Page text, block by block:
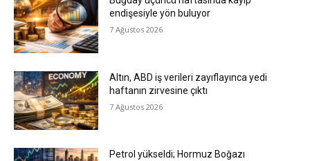
endişesiyle yön buluyor
7 Ağustos 2026
Altın, ABD iş verileri zayıflayınca yedi
haftanın zirvesine çıktı
7 Ağustos 2026
Petrol yükseldi; Hormuz Boğazı